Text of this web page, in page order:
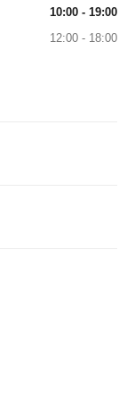
10:00 - 19:00
12:00 - 18:00